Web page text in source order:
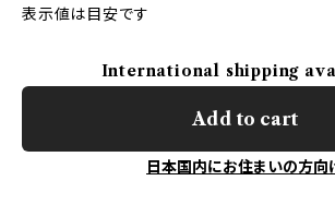
表示値は目安です
International shipping
Add to cart
日本国内にお住まいの方向